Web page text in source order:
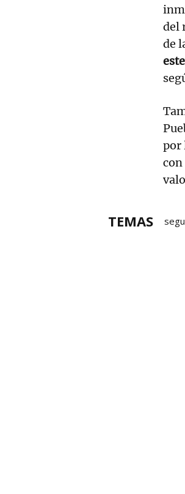
del
de
por
con
TEMAS